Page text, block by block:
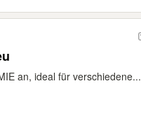
an, ideal für verschiedene...